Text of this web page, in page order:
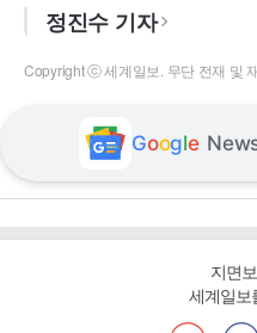
정진수 기자
Copyright ⓒ 세계일보. 무단 전재 및
Google
지면
세계일보